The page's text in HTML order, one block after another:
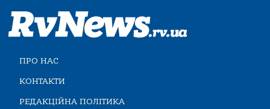
ПРО НАС
КОНТАКТИ
РЕДАКЦІЙНА ПОЛІТИКА